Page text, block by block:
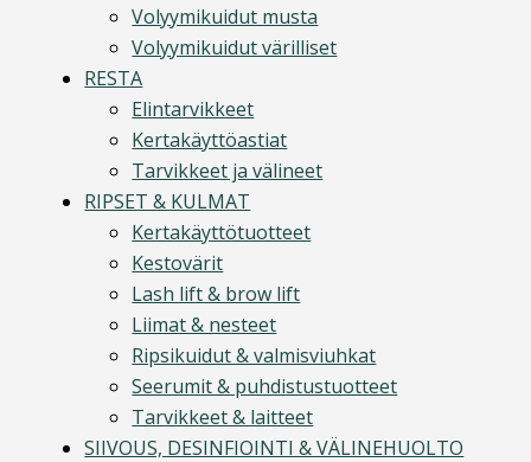
Volyymikuidut musta
Volyymikuidut värilliset
RESTA
Elintarvikkeet
Kertakäyttöastiat
Tarvikkeet ja välineet
RIPSET & KULMAT
Kertakäyttötuotteet
Kestovärit
Lash lift & brow lift
Liimat & nesteet
Ripsikuidut & valmisviuhkat
Seerumit & puhdistustuotteet
Tarvikkeet & laitteet
SIIVOUS, DESINFIOINTI & VÄLINEHUOLTO